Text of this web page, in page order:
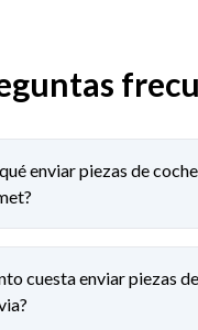
enviar piezas de
cuesta enviar piezas